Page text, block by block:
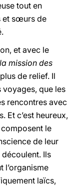
tout en
et sœurs de
et avec le
mission des
de relief. Il
voyages, que les
rencontres avec
Et c’est heureux,
composent le
de leur
Ils
l’organisme
laïcs,